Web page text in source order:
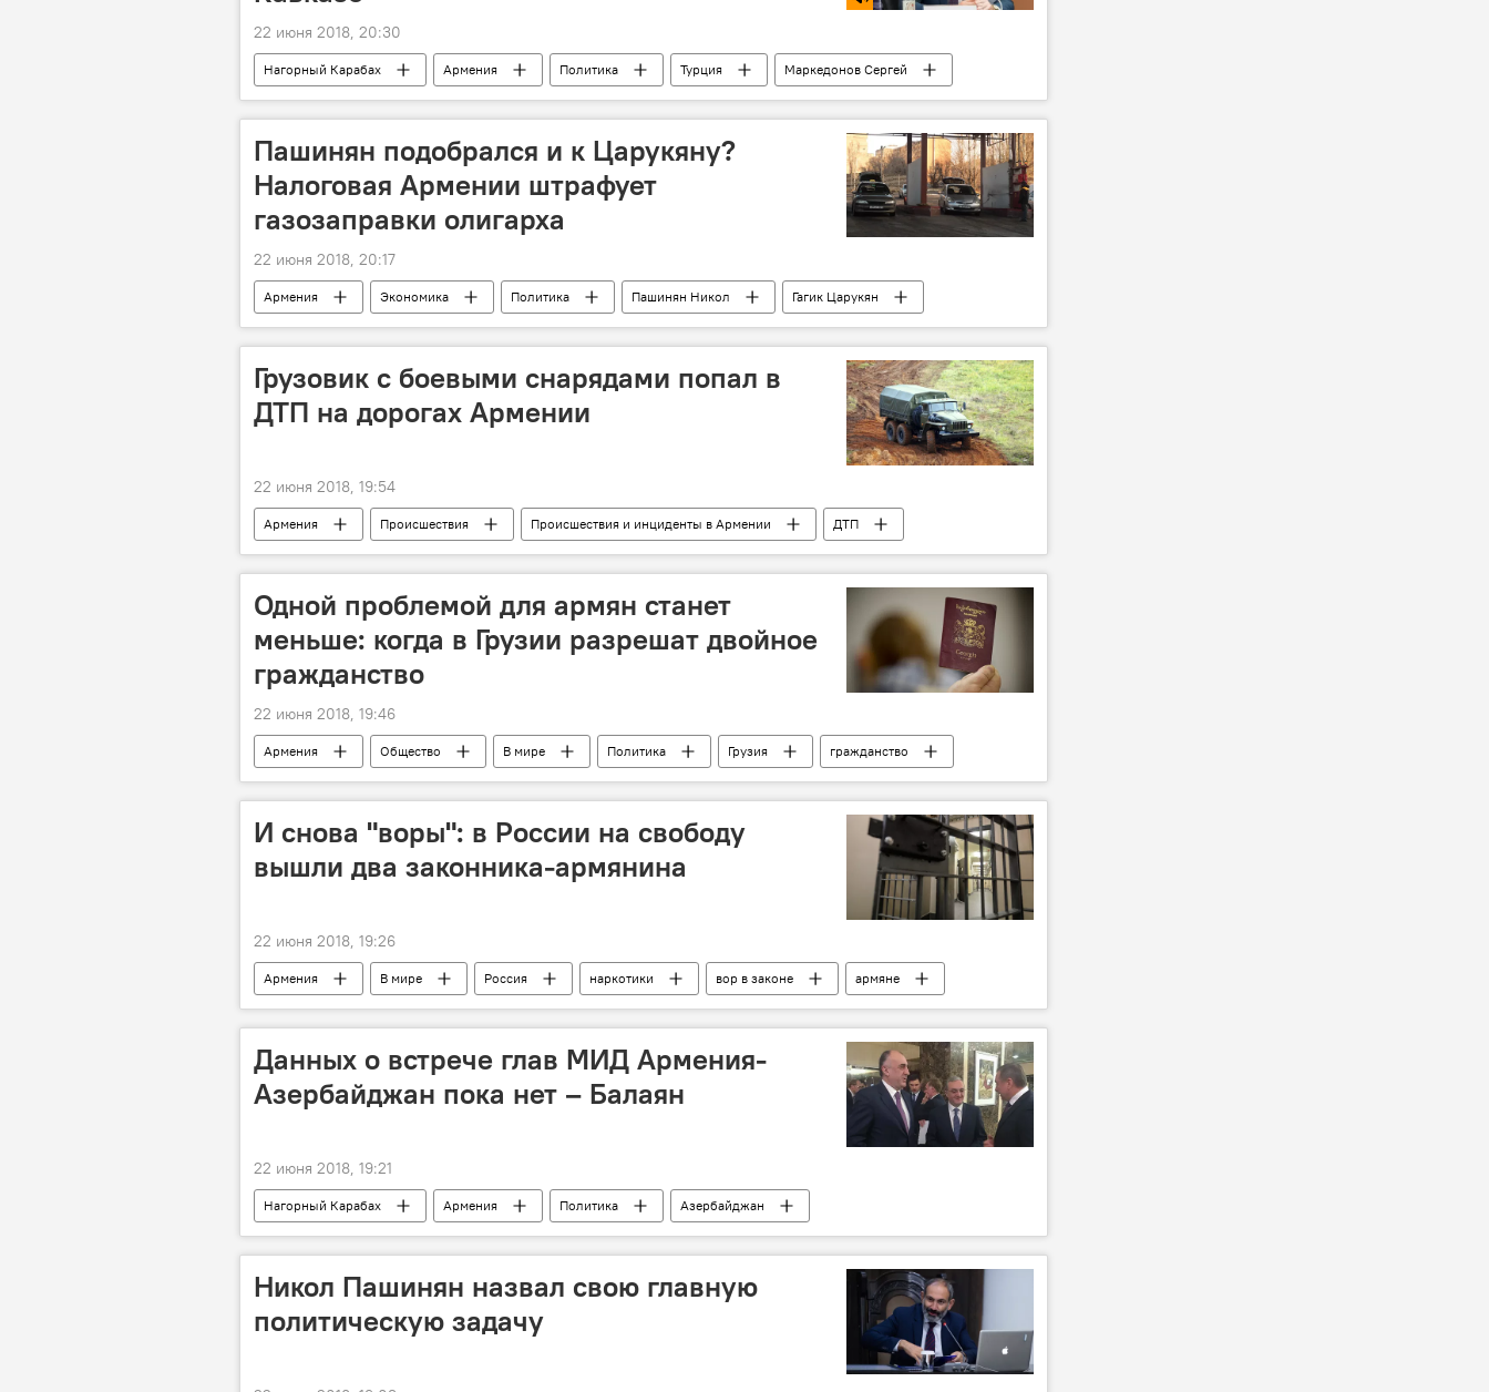
22 июня 2018, 20:30
Нагорный Карабах Армения Политика Турция
Маркедонов Сергей
геополитика
Голос Южный Кавказ
Пашинян подобрался и к Царукяну?
Налоговая Армении штрафует
газозаправки олигарха
22 июня 2018, 20:17
Армения Экономика Политика Пашинян Никол
Гагик Царукян
Налоговая служба
олигархи власть бизнес
штраф
Грузовик с боевыми снарядами попал в
ДТП на дорогах Армении
22 июня 2018, 19:54
Армения Происшествия Происшествия и инциденты в Армении
ДТП
снаряды
грузовик жертва пострадавшие авария
Одной проблемой для армян станет
меньше: когда в Грузии разрешат двойное
гражданство
22 июня 2018, 19:46
Армения Общество В мире Политика Грузия
гражданство
проблема
закон армяне
И снова "воры": в России на свободу
вышли два законника-армянина
22 июня 2018, 19:26
Армения В мире Россия наркотики вор в законе армяне
Данных о встрече глав МИД Армения-
Азербайджан пока нет – Балаян
22 июня 2018, 19:21
Нагорный Карабах Армения Политика Азербайджан
Никол Пашинян назвал свою главную
политическую задачу